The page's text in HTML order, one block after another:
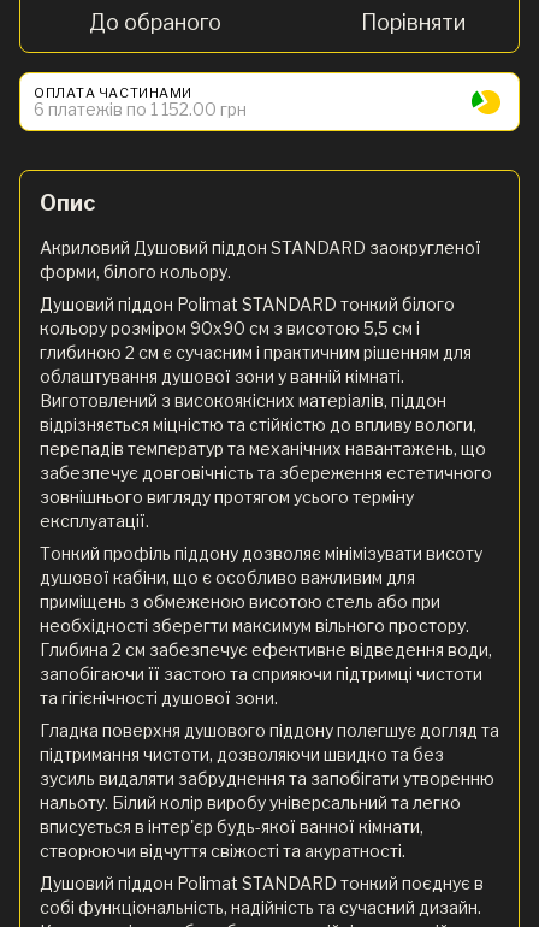
До обраного Порівняти
ОПЛАТА ЧАСТИНАМИ
6 платежів по 1 152.00 грн
Опис
Акриловий Душовий піддон STANDARD заокругленої
форми, білого кольору.
Душовий піддон Polimat STANDARD тонкий білого
кольору розміром 90х90 см з висотою 5,5 см і
глибиною 2 см є сучасним і практичним рішенням для
облаштування душової зони у ванній кімнаті.
Виготовлений з високоякісних матеріалів, піддон
відрізняється міцністю та стійкістю до впливу вологи,
перепадів температур та механічних навантажень, що
забезпечує довговічність та збереження естетичного
зовнішнього вигляду протягом усього терміну
експлуатації.
Тонкий профіль піддону дозволяє мінімізувати висоту
душової кабіни, що є особливо важливим для
приміщень з обмеженою висотою стель або при
необхідності зберегти максимум вільного простору.
Глибина 2 см забезпечує ефективне відведення води,
запобігаючи її застою та сприяючи підтримці чистоти
та гігієнічності душової зони.
Гладка поверхня душового піддону полегшує догляд та
підтримання чистоти, дозволяючи швидко та без
зусиль видаляти забруднення та запобігати утворенню
нальоту. Білий колір виробу універсальний та легко
вписується в інтер'єр будь-якої ванної кімнати,
створюючи відчуття свіжості та акуратності.
Душовий піддон Polimat STANDARD тонкий поєднує в
собі функціональність, надійність та сучасний дизайн.